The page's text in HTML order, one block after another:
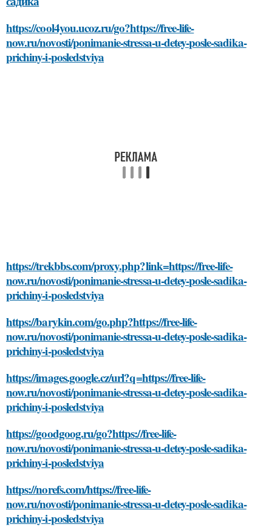
https://cool4you.ucoz.ru/go?https://free-life-
now.ru/novosti/ponimanie-stressa-u-detey-posle-sadika-
prichiny-i-posledstviya
https://trekbbs.com/proxy.php?link=https://free-life-
now.ru/novosti/ponimanie-stressa-u-detey-posle-sadika-
prichiny-i-posledstviya
https://barykin.com/go.php?https://free-life-
now.ru/novosti/ponimanie-stressa-u-detey-posle-sadika-
prichiny-i-posledstviya
https://images.google.cz/url?q=https://free-life-
now.ru/novosti/ponimanie-stressa-u-detey-posle-sadika-
prichiny-i-posledstviya
https://goodgoog.ru/go?https://free-life-
now.ru/novosti/ponimanie-stressa-u-detey-posle-sadika-
prichiny-i-posledstviya
https://norefs.com/https://free-life-
now.ru/novosti/ponimanie-stressa-u-detey-posle-sadika-
prichiny-i-posledstviya